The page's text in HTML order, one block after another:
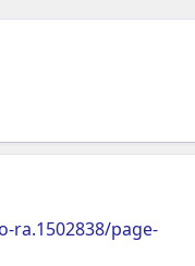
ra.1502838/page-